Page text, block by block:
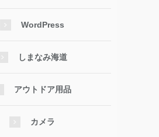
WordPress
しまなみ海道
アウトドア用品
カメラ